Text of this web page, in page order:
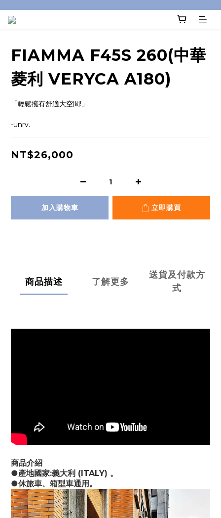
FIAMMA F45S 260(中華
菱利 VERYCA A180)
「輕鬆擁有舒適大空間!」
-unrv.
NT$26,000
加入購物車 立即購買
商品描述 了解更多
送貨及付款方
式
商品介紹
●產地國家:義大利 (ITALY) 。
●休旅車、箱型車通用。